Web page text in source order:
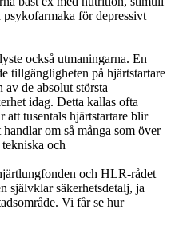
för depressivt
också utmaningarna. En
tillgängligheten på hjärtstartare
av de absolut största
idag. Detta kallas ofta
att tusentals hjärtstartare blir
om så många som över
och
och HLR-rådet
självklar säkerhetsdetalj, ja
Vi får se hur